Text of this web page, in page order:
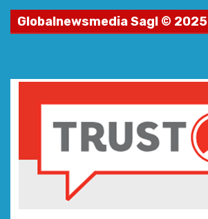
Globalnewsmedia Sagl © 2025